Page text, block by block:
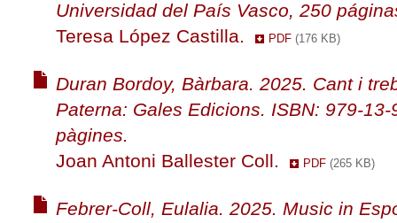
Universidad del País Vasco, 250
Teresa López Castilla.
PDF(176 KB)
Duran Bordoy, Bàrbara. 2025. Cant i
Paterna: Gales Edicions. ISBN: 979-
pàgines.
Joan Antoni Ballester Coll.
PDF(265 KB)
Febrer-Coll, Eulalia. 2025. Music in